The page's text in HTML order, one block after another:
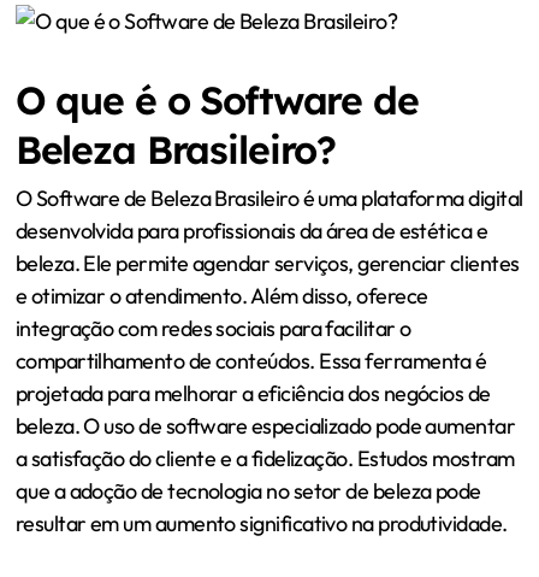
O que é o Software de
Beleza Brasileiro?
O Software de Beleza Brasileiro é uma plataforma digital
desenvolvida para profissionais da área de estética e
beleza. Ele permite agendar serviços, gerenciar clientes
e otimizar o atendimento. Além disso, oferece
integração com redes sociais para facilitar o
compartilhamento de conteúdos. Essa ferramenta é
projetada para melhorar a eficiência dos negócios de
beleza. O uso de software especializado pode aumentar
a satisfação do cliente e a fidelização. Estudos mostram
que a adoção de tecnologia no setor de beleza pode
resultar em um aumento significativo na produtividade.